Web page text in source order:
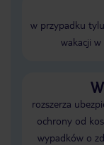
w przypadku
wakacji w
rozszerza
ochrony od
wypadków o